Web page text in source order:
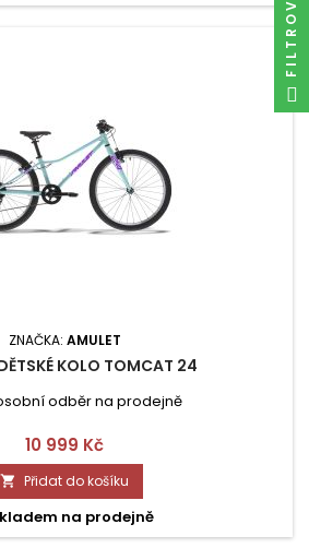
ZNAČKA: AMULET
KOLO TOMCAT 24
odběr na prodejně
Cena
10 999 Kč
 Přidat do košíku
na prodejně
FILTROVAT